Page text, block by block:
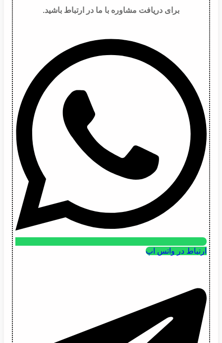
برای دریافت مشاوره با ما در ارتباط باشید.
ارتباط در واتس اپ